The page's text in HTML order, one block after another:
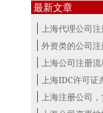
最新文章
上海代理公司
外资类的公司
上海公司注册
上海IDC许可证